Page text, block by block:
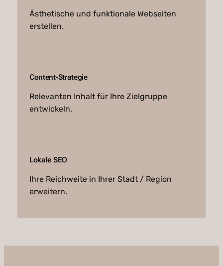
Ästhetische und funktionale Webseiten
erstellen.
Content-Strategie
Relevanten Inhalt für Ihre Zielgruppe
entwickeln.
Lokale SEO
Ihre Reichweite in Ihrer Stadt / Region
erweitern.